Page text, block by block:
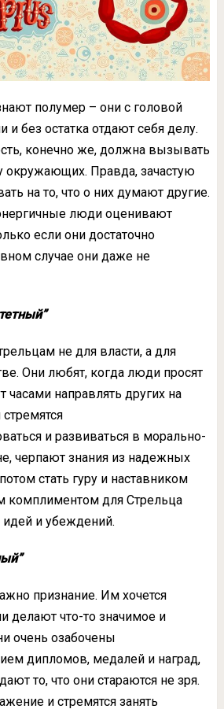
полумер – они с головой
и без остатка отдают себя делу.
конечно же, должна вызывать
Правда, зачастую
на то, что о них думают другие.
люди оценивают
если они достаточно
случае они даже не
не для власти, а для
Они любят, когда люди просят
часами направлять других на
и развиваться в морально-
черпают знания из надежных
стать гуру и наставником
комплиментом для Стрельца
идей и убеждений.
признание. Им хочется
делают что-то значимое и
очень озабочены
дипломов, медалей и наград,
то, что они стараются не зря.
и стремятся занять